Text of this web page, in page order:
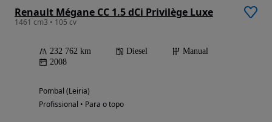
Renault Mégane CC 1.5 dCi Privilège Luxe
1461 cm3 • 105 cv
232 762 km Diesel
Manual
2008
Pombal (Leiria)
Profissional • Para o topo